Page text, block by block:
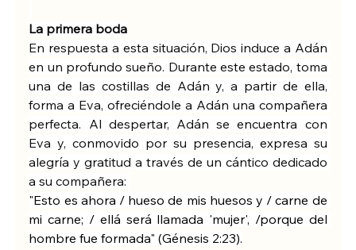
La primera boda
En respuesta a esta situación, Dios induce a Adán
en un profundo sueño. Durante este estado, toma
una de las costillas de Adán y, a partir de ella,
forma a Eva, ofreciéndole a Adán una compañera
perfecta. Al despertar, Adán se encuentra con
Eva y, conmovido por su presencia, expresa su
alegría y gratitud a través de un cántico dedicado
a su compañera:
"Esto es ahora / hueso de mis huesos y / carne de
mi carne; / ellá será llamada 'mujer', /porque del
hombre fue formada" (Génesis 2:23).